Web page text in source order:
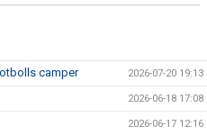
camper 2026-07-20 19:13
2026-06-18 17:08
2026-06-17 12:16